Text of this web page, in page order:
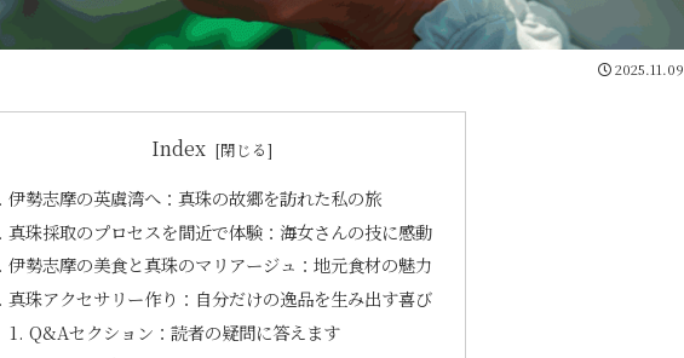
2025.11.09
Index
伊勢志摩の英虞湾へ：真珠の故郷を訪れた私の旅
真珠採取のプロセスを間近で体験：海女さんの技に感動
伊勢志摩の美食と真珠のマリアージュ：地元食材の魅力
真珠アクセサリー作り：自分だけの逸品を生み出す喜び
Q&Aセクション：読者の疑問に答えます